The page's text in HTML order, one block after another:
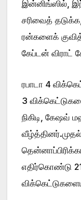
இன்னிங்ஸில்,
சரிவைத்
ரன்களைக்
கேப்டன் விராட்
ரபாடா 4
3
நிகிடி, கேஷவ்
எதிர்கொண்டு